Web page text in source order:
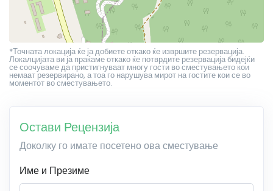
*Точната локација ќе ја добиете откако ќе извршите резервација.
Локалцијата ви ја праќаме откако ќе потврдите резервација бидејќи
се соочуваме да пристигнуваат многу гости во сместувањето кои
немаат резервирано, а тоа го нарушува мирот на гостите кои се во
моментот во сместувањето.
Остави Рецензија
Доколку го имате посетено ова сместување
Име и Презиме